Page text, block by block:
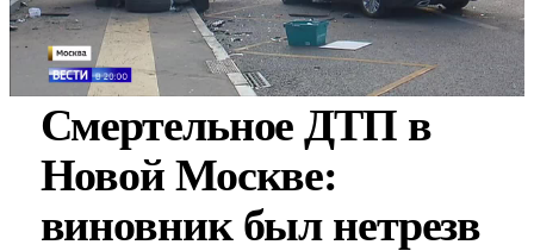
Смертельное ДТП в
Новой Москве:
виновник был нетрезв